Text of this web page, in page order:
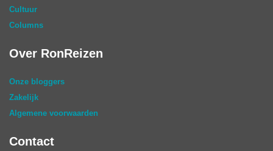
Cultuur
Columns
Over RonReizen
Onze bloggers
Zakelijk
Algemene voorwaarden
Contact